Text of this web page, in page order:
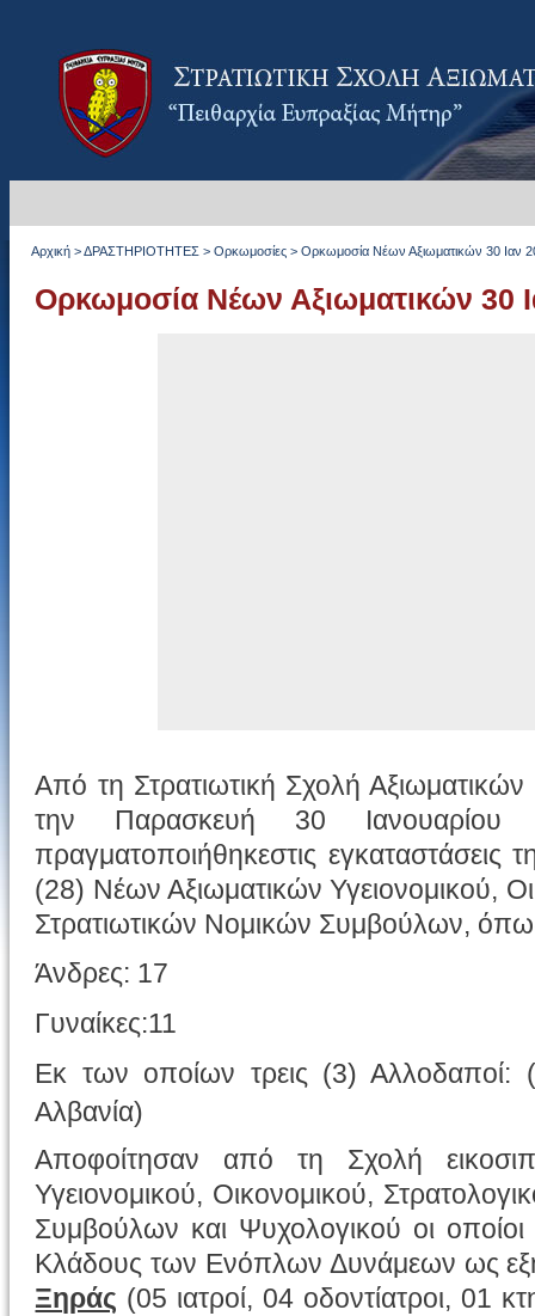
Αρχική >ΔΡΑΣΤΗΡΙΟΤΗΤΕΣ >Ορκωμοσίες >Ορκωμοσία Νέων Αξιωματικών 30 Ιαν
Ορκωμοσία Νέων Αξιωματικών 30
Από τη Στρατιωτική Σχολή
την Παρασκευή 30
πραγματοποιήθηκεστις εγκαταστάσεις
(28) Νέων Αξιωματικών Υγειονομικού,
Στρατιωτικών Νομικών Συμβούλων,
Άνδρες: 17
Γυναίκες:11
Εκ των οποίων τρεις (3) Αλλοδαποί:
Αλβανία)
Αποφοίτησαν από τη Σχολή
Υγειονομικού, Οικονομικού,
Συμβούλων και Ψυχολογικού οι οποίοι
Κλάδους των Ενόπλων Δυνάμεων ως
Ξηράς (05 ιατροί, 04 οδοντίατροι, 01